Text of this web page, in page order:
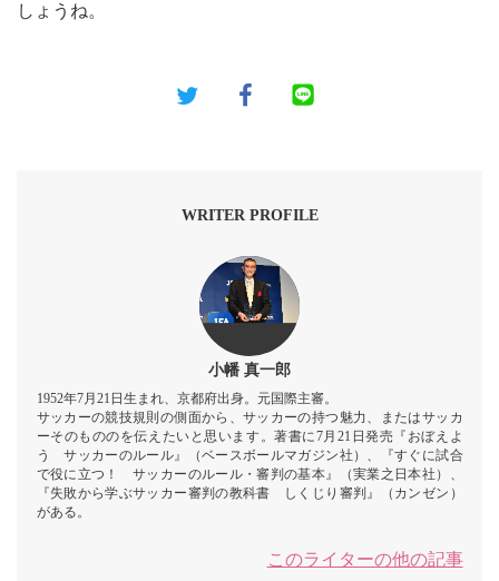
しょうね。
WRITER PROFILE
小幡 真一郎
1952年7月21日生まれ、京都府出身。元国際主審。
サッカーの競技規則の側面から、サッカーの持つ魅力、またはサッカ
ーそのもののを伝えたいと思います。著書に7月21日発売『おぼえよ
う サッカーのルール』（ベースボールマガジン社）、『すぐに試合
で役に立つ！ サッカーのルール・審判の基本』（実業之日本社）、
『失敗から学ぶサッカー審判の教科書 しくじり審判』（カンゼン）
がある。
このライターの他の記事